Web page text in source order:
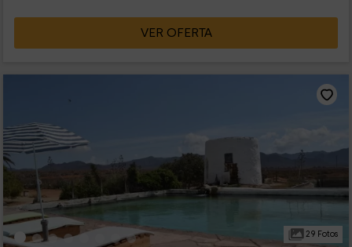
VER OFERTA
29 Fotos